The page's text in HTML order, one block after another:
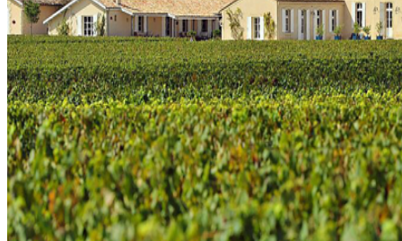
投资收藏
留学教育
名庄
品鉴专栏
美食
餐厅酒吧指南
年份
酒具周边
投资收藏
留学教育
名庄
品鉴专栏